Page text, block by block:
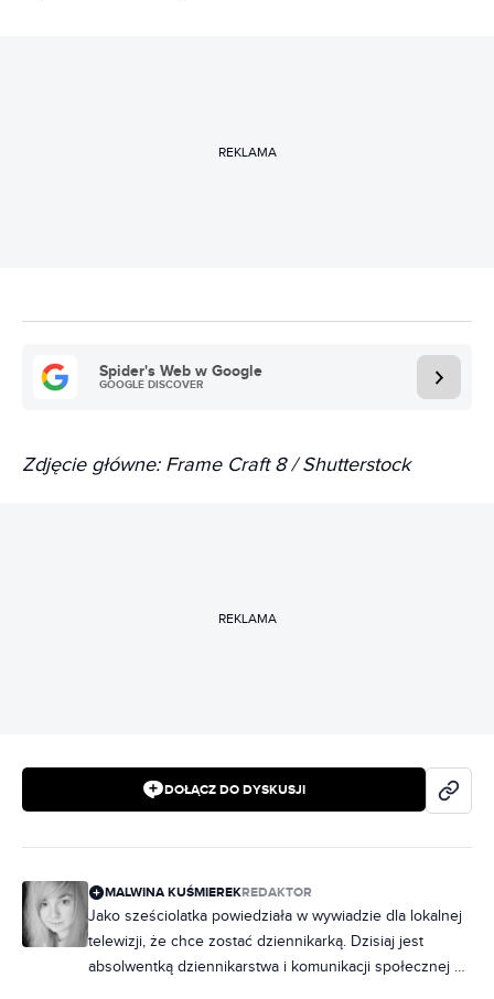
REKLAMA
Spider's Web w Google
GOOGLE DISCOVER
Zdjęcie główne: Frame Craft 8 / Shutterstock
REKLAMA
DOŁĄCZ DO DYSKUSJI
MALWINA KUŚMIEREKREDAKTOR
Jako sześciolatka powiedziała w wywiadzie dla lokalnej
telewizji, że chce zostać dziennikarką. Dzisiaj jest
absolwentką dziennikarstwa i komunikacji społecznej na